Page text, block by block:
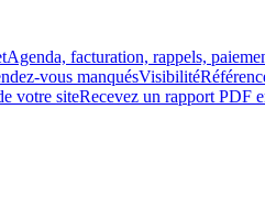
Agenda, facturation, rappels,
vous manquésVisibilité
votre siteRecevez un rapport PDF